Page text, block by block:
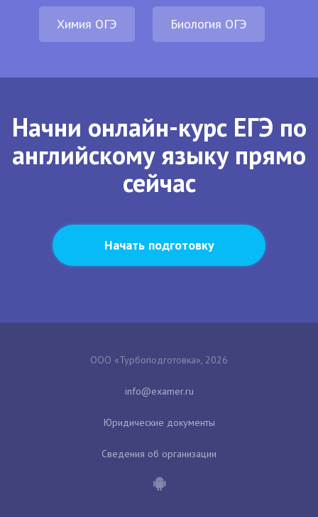
Химия ОГЭ Биология ОГЭ
Начни онлайн-курс ЕГЭ по
английскому языку прямо
сейчас
Начать подготовку
ООО «Турбоподготовка», 2026
Юридические документы
Сведения об организации